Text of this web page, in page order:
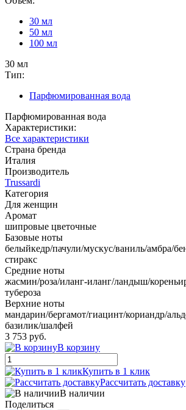
30 мл
50 мл
100 мл
30 мл
Тип:
Парфюмированная вода
Парфюмированная вода
Характеристики:
Все характеристики
Страна бренда
Италия
Производитель
Trussardi
Категория
Для женщин
Аромат
шипровые цветочные
Базовые ноты
белыйкедр/пачули/мускус/ваниль/амбра/
стиракс
Средние ноты
жасмин/роза/иланг-иланг/ландыш/
тубероза
Верхние ноты
мандарин/бергамот/гиацинт/кориандр/
базилик/шалфей
3 753 руб.
В корзину
Купить в 1 клик
Рассчитать доставку
В наличии
Поделиться